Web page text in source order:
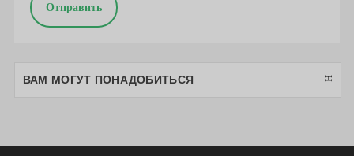
Отправить
ВАМ МОГУТ ПОНАДОБИТЬСЯ